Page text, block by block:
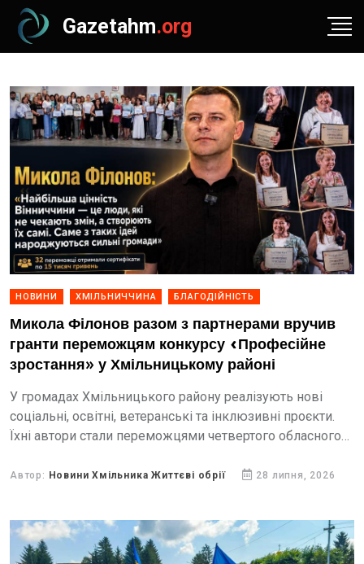
Gazetahm.org
НОВИНИ ХМІЛЬНИЧЧИНА БЛАГОДІЙНІСТЬ
Микола Філонов разом з партнерами вручив
гранти переможцям конкурсу «Професійне
зростання» у Хмільницькому районі
У громадах Хмільницького району реалізують нові
соціальні, освітні, ветеранські та інклюзивні проєкти.
Їхні автори стали переможцями четвертого обласного
отримали сертифікати на 15 тисяч гривень для...
Автор: Новини Хмільника Життєві обрії 28 липня, 2026